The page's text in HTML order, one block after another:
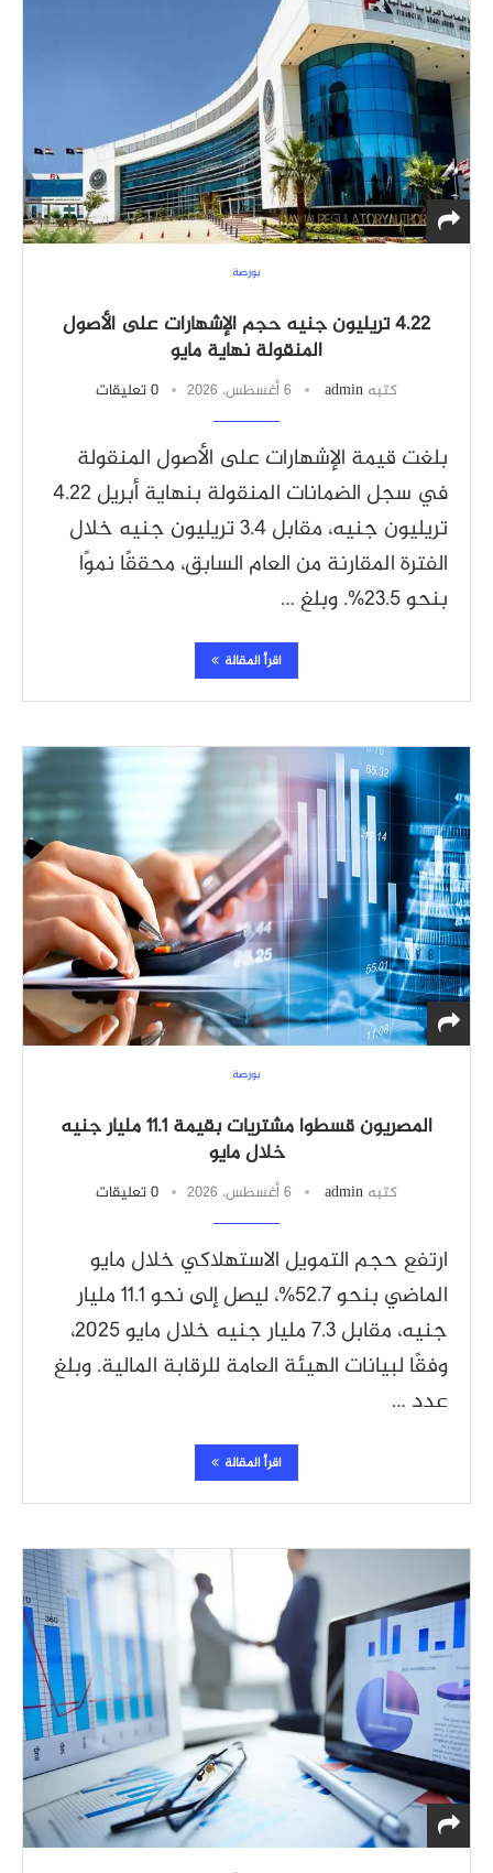
بورصة
4.22 تريليون جنيه حجم الإشهارات على الأصول
المنقولة نهاية مايو
كتبه admin 6 أغسطس، 2026 0 تعليقات
بلغت قيمة الإشهارات على الأصول المنقولة
في سجل الضمانات المنقولة بنهاية أبريل 4.22
تريليون جنيه، مقابل 3.4 تريليون جنيه خلال
الفترة المقارنة من العام السابق، محققًا نموًا
بنحو 23.5%. وبلغ …
اقرأ المقالة
بورصة
المصريون قسطوا مشتريات بقيمة 11.1 مليار جنيه
خلال مايو
كتبه admin 6 أغسطس، 2026 0 تعليقات
ارتفع حجم التمويل الاستهلاكي خلال مايو
الماضي بنحو 52.7%، ليصل إلى نحو 11.1 مليار
جنيه، مقابل 7.3 مليار جنيه خلال مايو 2025،
وفقًا لبيانات الهيئة العامة للرقابة المالية. وبلغ
عدد …
اقرأ المقالة